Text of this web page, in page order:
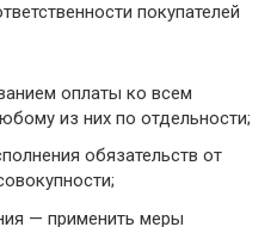
покупателей
оплаты ко всем
из них по отдельности;
обязательств от
— применить меры